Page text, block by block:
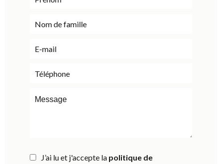
J’ai lu et j'accepte la politique de